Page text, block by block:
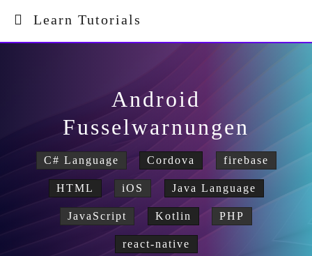
Learn Tutorials
Android
Fusselwarnungen
C# Language Cordova firebase
HTML iOS Java Language
JavaScript Kotlin PHP
react-native